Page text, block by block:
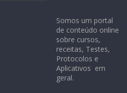
Somos um portal
de conteúdo online
sobre cursos,
receitas, Testes,
Protocolos e
Aplicativos em
geral.